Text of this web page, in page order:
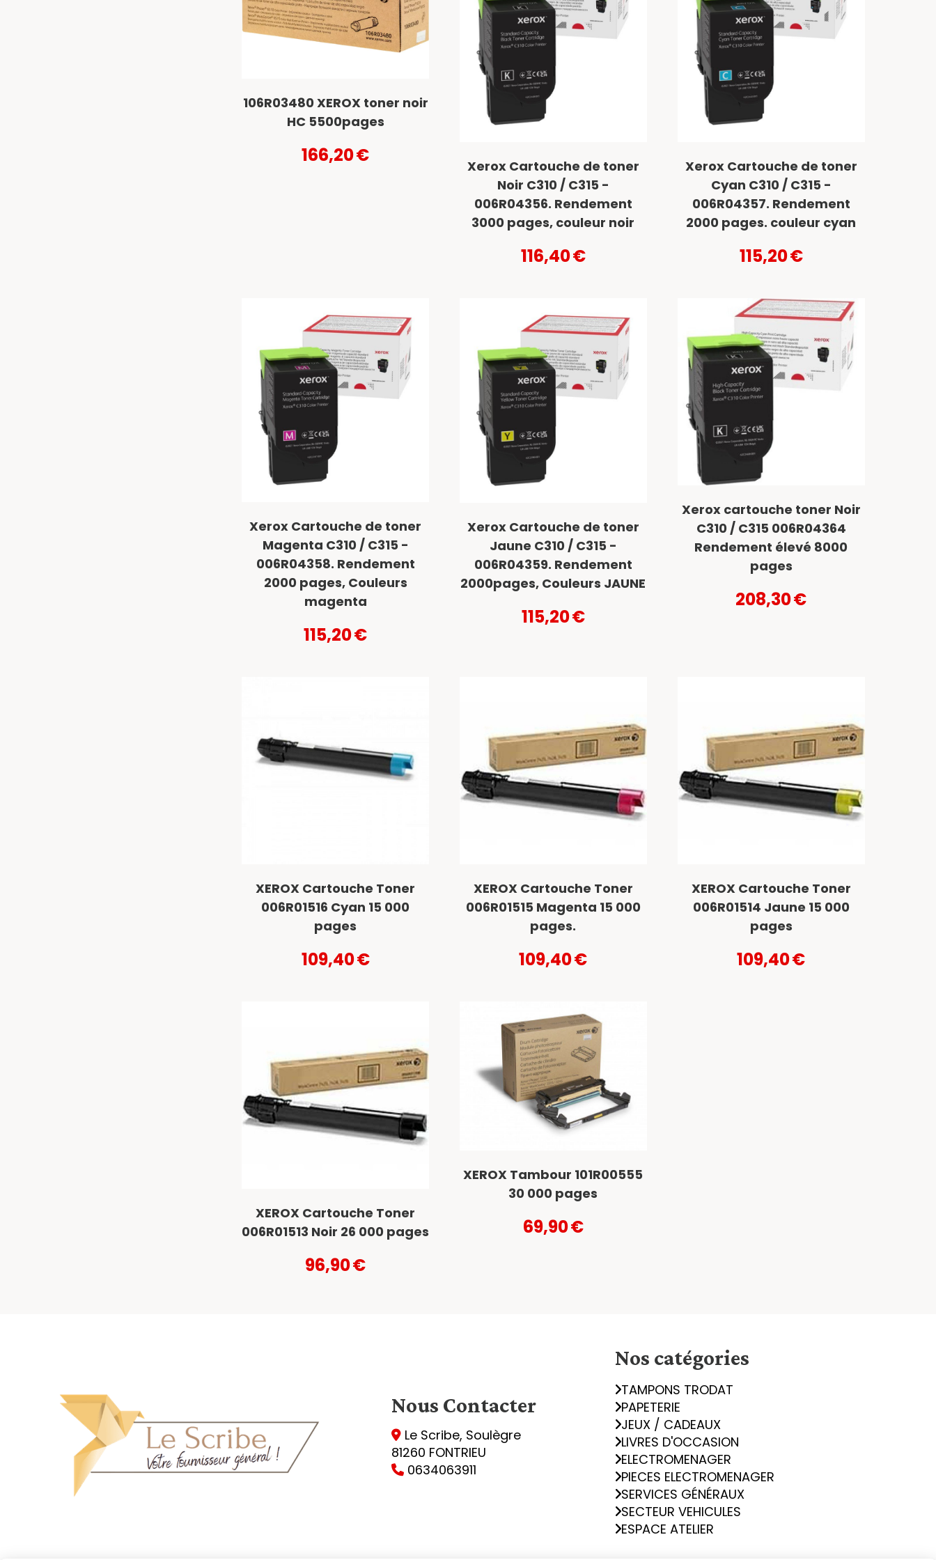
106R03480 XEROX toner noir
HC 5500pages
166,20€
Xerox Cartouche de toner
Noir C310 / C315 -
006R04356. Rendement
3000 pages, couleur noir
116,40€
Xerox Cartouche de toner
Cyan C310 / C315 -
006R04357. Rendement
2000 pages. couleur cyan
115,20€
Xerox Cartouche de toner
Magenta C310 / C315 -
006R04358. Rendement
2000 pages, Couleurs
magenta
115,20€
Xerox Cartouche de toner
Jaune C310 / C315 -
006R04359. Rendement
2000pages, Couleurs JAUNE
115,20€
Xerox cartouche toner Noir
C310 / C315 006R04364
Rendement élevé 8000
pages
208,30€
XEROX Cartouche Toner
006R01516 Cyan 15 000
pages
109,40€
XEROX Cartouche Toner
006R01515 Magenta 15 000
pages.
109,40€
XEROX Cartouche Toner
006R01514 Jaune 15 000
pages
109,40€
XEROX Cartouche Toner
006R01513 Noir 26 000 pages
96,90€
XEROX Tambour 101R00555
30 000 pages
69,90€
Nous Contacter
 Le Scribe, Soulègre
81260 FONTRIEU
 0634063911
Nos catégories
TAMPONS TRODAT
PAPETERIE
JEUX / CADEAUX
LIVRES D'OCCASION
ELECTROMENAGER
PIECES ELECTROMENAGER
SERVICES GÉNÉRAUX
SECTEUR VEHICULES
ESPACE ATELIER